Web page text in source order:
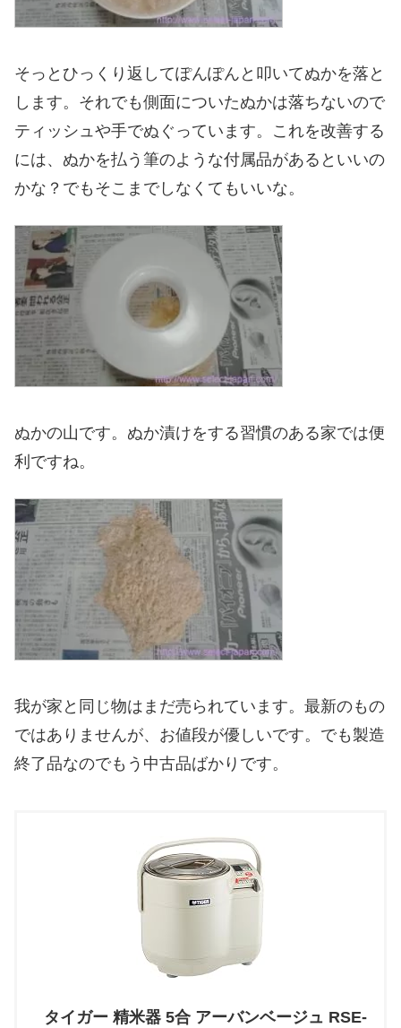
そっとひっくり返してぽんぽんと叩いてぬかを落と
します。それでも側面についたぬかは落ちないので
ティッシュや手でぬぐっています。これを改善する
には、ぬかを払う筆のような付属品があるといいの
かな？でもそこまでしなくてもいいな。
ぬかの山です。ぬか漬けをする習慣のある家では便
利ですね。
我が家と同じ物はまだ売られています。最新のもの
ではありませんが、お値段が優しいです。でも製造
終了品なのでもう中古品ばかりです。
タイガー 精米器 5合 アーバンベージュ RSE-